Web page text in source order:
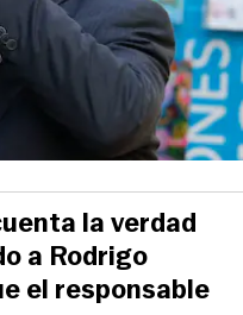
la verdad
a Rodrigo
el responsable